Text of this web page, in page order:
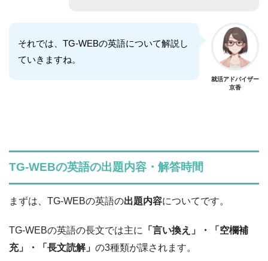
それでは、TG-WEBの英語について解説し
ていきますね。
就活アドバイザー
京香
TG-WEBの英語の出題内容・解答時間
まずは、TG-WEBの英語の出題内容についてです。
TG-WEBの英語の長文では主に
「言い換え」・「空欄補
充」・「長文読解」 の3種類が課されます。